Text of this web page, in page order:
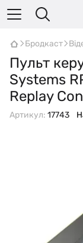
Бродкаст
Пульт
Systems
Replay
Артикул: 17743